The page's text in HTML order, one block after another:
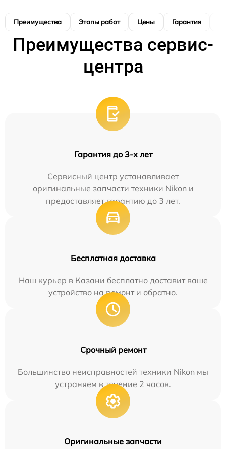
Преимущества Этапы работ Цены Гарантия
Преимущества сервис-
центра
Гарантия до 3-х лет
Сервисный центр устанавливает
оригинальные запчасти техники Nikon и
предоставляет гарантию до 3 лет.
Бесплатная доставка
Наш курьер в Казани бесплатно доставит ваше
устройство на ремонт и обратно.
Срочный ремонт
Большинство неисправностей техники Nikon мы
устраняем в течение 2 часов.
Оригинальные запчасти